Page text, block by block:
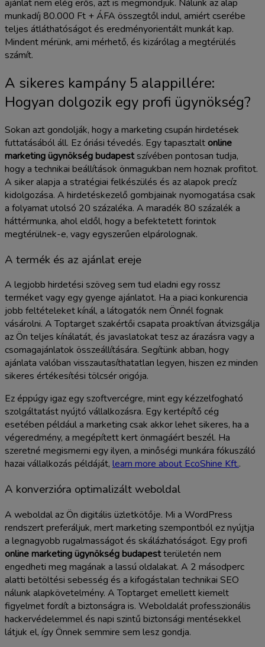
ajánlat nem elég erős, azt is megmondjuk. Nálunk az alap
munkadíj 80.000 Ft + ÁFA összegtől indul, amiért cserébe
teljes átláthatóságot és eredményorientált munkát kap.
Mindent mérünk, ami mérhető, és kizárólag a megtérülés
számít.
A sikeres kampány 5 alappillére:
Hogyan dolgozik egy profi ügynökség?
Sokan azt gondolják, hogy a marketing csupán hirdetések
futtatásából áll. Ez óriási tévedés. Egy tapasztaltonline
marketing ügynökség budapestszívében pontosan tudja,
hogy a technikai beállítások önmagukban nem hoznak profitot.
A siker alapja a stratégiai felkészülés és az alapok precíz
kidolgozása. A hirdetéskezelő gombjainak nyomogatása csak
a folyamat utolsó 20 százaléka. A maradék 80 százalék a
háttérmunka, ahol eldől, hogy a befektetett forintok
megtérülnek-e, vagy egyszerűen elpárolognak.
A termék és az ajánlat ereje
A legjobb hirdetési szöveg sem tud eladni egy rossz
terméket vagy egy gyenge ajánlatot. Ha a piaci konkurencia
jobb feltételeket kínál, a látogatók nem Önnél fognak
vásárolni. A Toptarget szakértői csapata proaktívan átvizsgálja
az Ön teljes kínálatát, és javaslatokat tesz az árazásra vagy a
csomagajánlatok összeállítására. Segítünk abban, hogy
ajánlata valóban visszautasíthatatlan legyen, hiszen ez minden
sikeres értékesítési tölcsér origója.
Ez éppúgy igaz egy szoftvercégre, mint egy kézzelfogható
szolgáltatást nyújtó vállalkozásra. Egy kertépítő cég
esetében például a marketing csak akkor lehet sikeres, ha a
végeredmény, a megépített kert önmagáért beszél. Ha
szeretné megismerni egy ilyen, a minőségi munkára fókuszáló
hazai vállalkozás példáját, learn more about EcoShine Kft..
A konverzióra optimalizált weboldal
A weboldal az Ön digitális üzletkötője. Mi a WordPress
rendszert preferáljuk, mert marketing szempontból ez nyújtja
a legnagyobb rugalmasságot és skálázhatóságot. Egy profi
online marketing ügynökség budapestterületén nem
engedheti meg magának a lassú oldalakat. A 2 másodperc
alatti betöltési sebesség és a kifogástalan technikai SEO
nálunk alapkövetelmény. A Toptarget emellett kiemelt
figyelmet fordít a biztonságra is. Weboldalát professzionális
hackervédelemmel és napi szintű biztonsági mentésekkel
látjuk el, így Önnek semmire sem lesz gondja.